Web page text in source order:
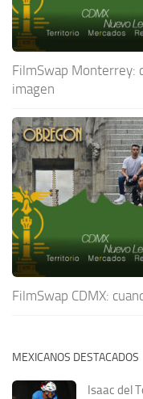
FilmSwap Monterrey:
imagen
FilmSwap CDMX:
MEXICANOS DESTACADOS
Isaac del